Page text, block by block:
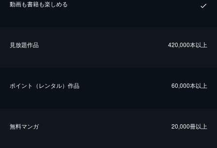
動画も書籍も楽しめる
⾒放題作品 420,000本以上
ポイント（レンタル）作品 60,000本以上
無料マンガ 20,000冊以上